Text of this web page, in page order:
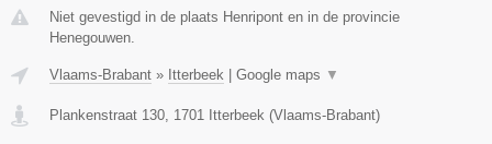
Niet gevestigd in de plaats Henripont en in de provincie
Henegouwen.
Vlaams-Brabant » Itterbeek Google maps ▼
Plankenstraat 130, 1701 Itterbeek (Vlaams-Brabant)